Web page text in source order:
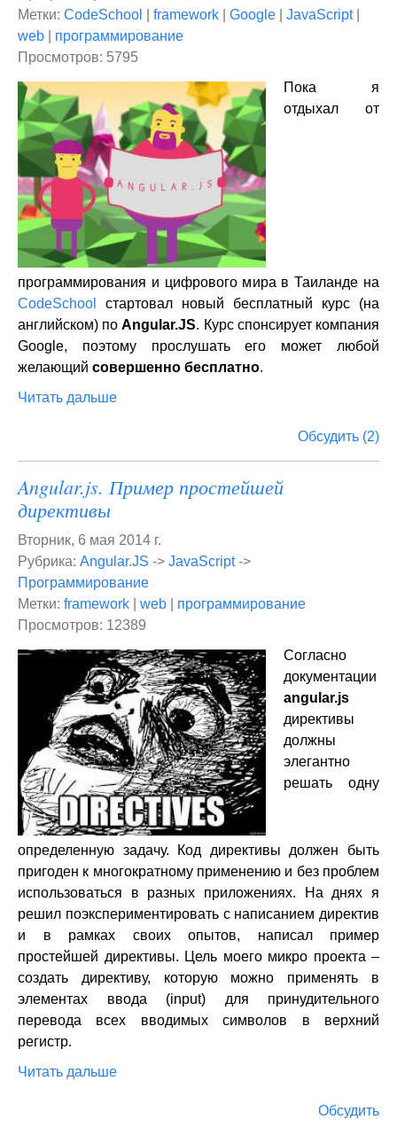
Метки: CodeSchool framework Google JavaScript|
web
программирование
Просмотров: 5795
Пока я
отдыхал от
программирования и цифрового мира в Таиланде на
CodeSchool
стартовал новый бесплатный курс (на
английском) поAngular.JS. Курс спонсирует компания
Google, поэтому прослушать его может любой
желающий совершенно бесплатно.
Читать дальше
Обсудить (2)
Angular.js. Пример простейшей
директивы
Вторник, 6 мая 2014 г.
Рубрика: Angular.JS -> JavaScript->
Программирование
Метки: framework web
программирование
Просмотров: 12389
Согласно
документации
angular.js
директивы
должны
элегантно
решать одну
определенную задачу. Код директивы должен быть
пригоден к многократному применению и без проблем
использоваться в разных приложениях. На днях я
решил поэкспериментировать с написанием директив
и в рамках своих опытов, написал пример
простейшей директивы. Цель моего микро проекта –
создать директиву, которую можно применять в
элементах ввода (input) для принудительного
перевода всех вводимых символов в верхний
регистр.
Читать дальше
Обсудить